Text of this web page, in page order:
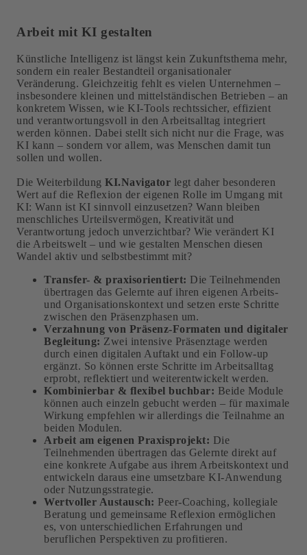
Arbeit mit KI gestalten
Künstliche Intelligenz ist längst kein Zukunftsthema mehr,
sondern ein realer Bestandteil organisationaler
Veränderung. Gleichzeitig fehlt es vielen Unternehmen –
insbesondere kleinen und mittelständischen Betrieben – an
konkretem Wissen, wie KI-Tools rechtssicher, effizient
und verantwortungsvoll in den Arbeitsalltag integriert
werden können. Dabei stellt sich nicht nur die Frage, was
KI kann – sondern vor allem, was Menschen damit tun
sollen und wollen.
Die Weiterbildung KI.Navigator legt daher besonderen
Wert auf die Reflexion der eigenen Rolle im Umgang mit
KI: Wann ist KI sinnvoll einzusetzen? Wann bleiben
menschliches Urteilsvermögen, Kreativität und
Verantwortung jedoch unverzichtbar? Wie verändert KI
die Arbeitswelt – und wie gestalten Menschen diesen
Wandel aktiv und selbstbestimmt mit?
Transfer- & praxisorientiert: Die Teilnehmenden
übertragen das Gelernte auf ihren eigenen Arbeits-
und Organisationskontext und setzen erste Schritte
zwischen den Präsenzphasen um.
Verzahnung von Präsenz-Formaten und digitaler
Begleitung: Zwei intensive Präsenztage werden
durch einen digitalen Auftakt und ein Follow-up
ergänzt. So können erste Schritte im Arbeitsalltag
erprobt, reflektiert und weiterentwickelt werden.
Kombinierbar & flexibel buchbar: Beide Module
können auch einzeln gebucht werden – für maximale
Wirkung empfehlen wir allerdings die Teilnahme an
beiden Modulen.
Arbeit am eigenen Praxisprojekt: Die
Teilnehmenden übertragen das Gelernte direkt auf
eine konkrete Aufgabe aus ihrem Arbeitskontext und
entwickeln daraus eine umsetzbare KI-Anwendung
oder Nutzungsstrategie.
Wertvoller Austausch: Peer-Coaching, kollegiale
Beratung und gemeinsame Reflexion ermöglichen
es, von unterschiedlichen Erfahrungen und
beruflichen Perspektiven zu profitieren.